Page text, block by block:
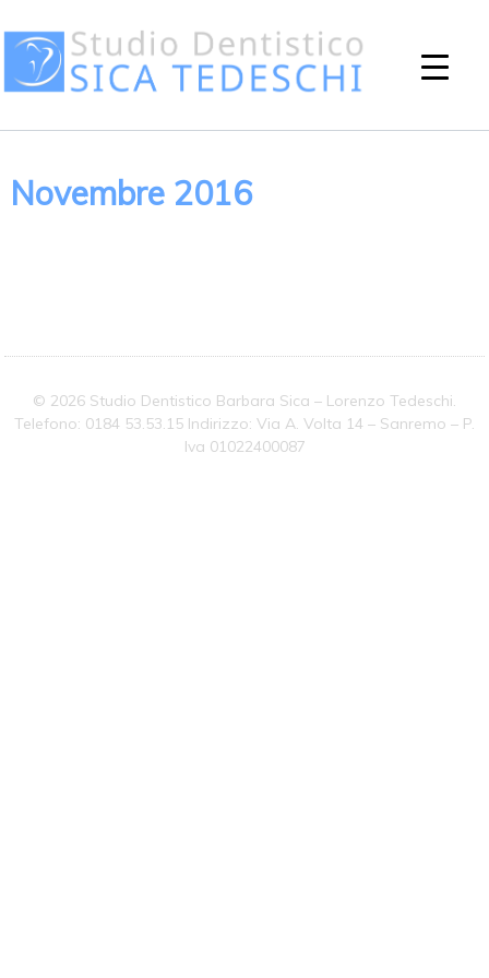
Novembre 2016
© 2026 Studio Dentistico Barbara Sica – Lorenzo Tedeschi.
Telefono: 0184 53.53.15 Indirizzo: Via A. Volta 14 – Sanremo – P.
Iva 01022400087